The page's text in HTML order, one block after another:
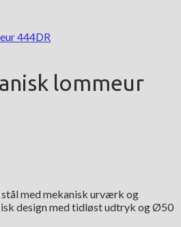
lommeur
med mekanisk urværk og
design med tidløst udtryk og Ø50